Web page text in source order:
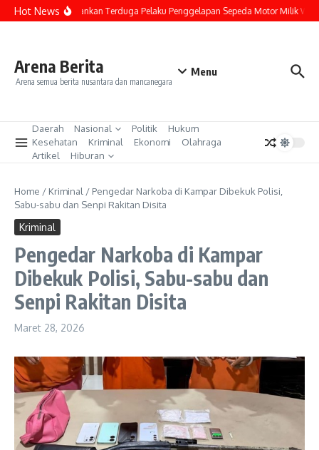
Lewati ke konten
Hot News
Polisi Amankan Terduga Pelaku Penggelapan Sepeda Motor Milik
Arena Berita
Arena semua berita nusantara dan mancanegara
Menu
Daerah Nasional Politik
Hukum
Kesehatan
Kriminal Ekonomi
Olahraga
Artikel
Hiburan
Home / Kriminal / Pengedar Narkoba di Kampar Dibekuk Polisi,
Sabu-sabu dan Senpi Rakitan Disita
Kriminal
Pengedar Narkoba di Kampar
Dibekuk Polisi, Sabu-sabu dan
Senpi Rakitan Disita
Maret 28, 2026